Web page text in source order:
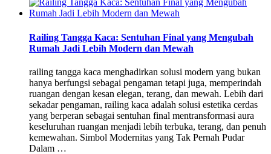
Railing Tangga Kaca: Sentuhan Final yang Mengubah
Rumah Jadi Lebih Modern dan Mewah
railing tangga kaca menghadirkan solusi modern yang bukan
hanya berfungsi sebagai pengaman tetapi juga, memperindah
ruangan dengan kesan elegan, terang, dan mewah. Lebih dari
sekadar pengaman, railing kaca adalah solusi estetika cerdas
yang berperan sebagai sentuhan final mentransformasi aura
keseluruhan ruangan menjadi lebih terbuka, terang, dan penuh
kemewahan. Simbol Modernitas yang Tak Pernah Pudar
Dalam …